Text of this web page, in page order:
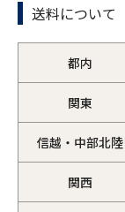
送料について
都内
関東
信越・中部北陸
関西